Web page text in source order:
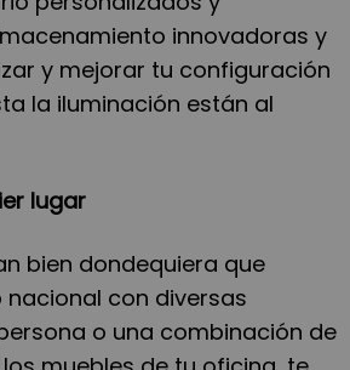
innovadoras y
y mejorar tu configuración
la iluminación están al
lugar
bien dondequiera que
nacional con diversas
o una combinación de